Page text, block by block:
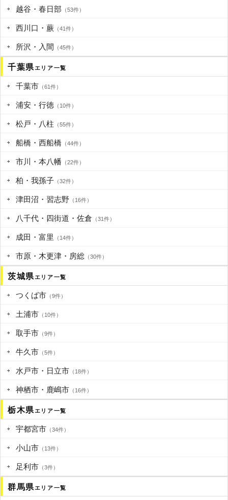
越谷・春日部 （53件）
西川口・蕨 （41件）
所沢・入間 （45件）
千葉県エリア一覧
千葉市 （61件）
浦安・行徳 （10件）
松戸・八柱 （55件）
船橋・西船橋 （44件）
市川・本八幡 （22件）
柏・我孫子 （32件）
津田沼・習志野 （16件）
八千代・四街道・佐倉 （31件）
成田・富里 （14件）
市原・木更津・房総 （30件）
茨城県エリア一覧
つくば市 （9件）
土浦市 （10件）
取手市 （9件）
牛久市 （5件）
水戸市・日立市 （18件）
神栖市・鹿嶋市 （16件）
栃木県エリア一覧
宇都宮市 （34件）
小山市 （13件）
足利市 （3件）
群馬県エリア一覧